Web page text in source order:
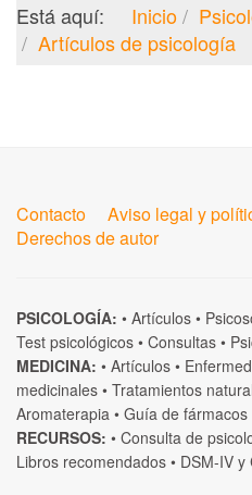
Está aquí: Inicio
Artículos de psicología
Contacto Aviso legal y
Derechos de autor
PSICOLOGÍA: • Artículos •
Test psicológicos • Consultas •
MEDICINA: • Artículos •
medicinales • Tratamientos
Aromaterapia • Guía de fármacos
RECURSOS: • Consulta de
Libros recomendados • DSM-IV y